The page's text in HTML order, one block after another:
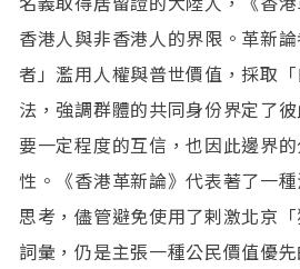
香港人與非香港人的界限。革新
者」濫用人權與普世價值，採取
法，強調群體的共同身份界定了
要一定程度的互信，也因此邊界
性。《香港革新論》代表著了一
思考，儘管避免使用了剌激北京
詞彙，仍是主張一種公民價值優